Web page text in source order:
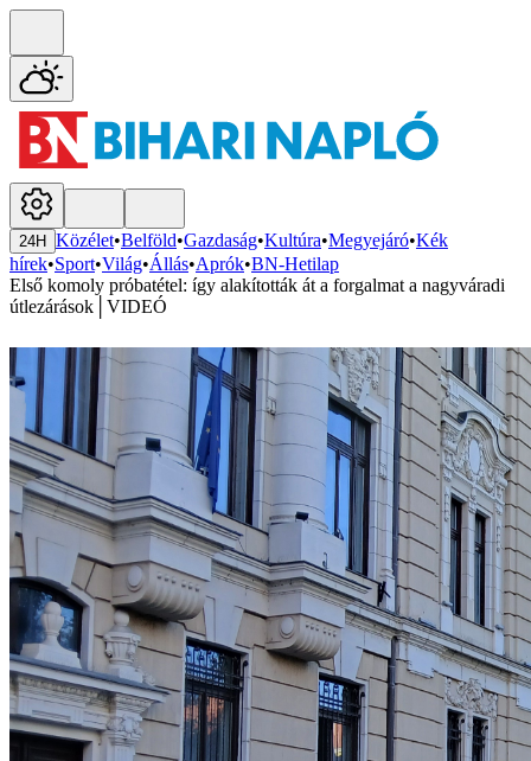
24H Közélet•Belföld•Gazdaság•Kultúra•Megyejáró•Kék
hírek•Sport•Világ•Állás•Aprók•BN-Hetilap
Első komoly próbatétel: így alakították át a forgalmat a nagyváradi
útlezárások│VIDEÓ